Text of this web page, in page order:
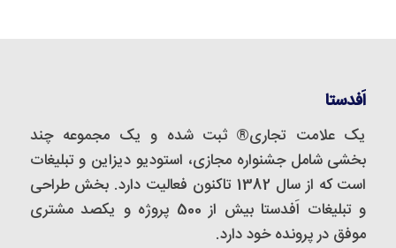
اَفدستا
یک علامت تجاری® ثبت شده و یک مجموعه‌ چند
بخشی شامل جشنواره مجازی، استودیو دیزاین و تبلیغات
است که از سال 1382 تاکنون فعالیت دارد. بخش طراحی
و تبلیغات اَفدستا بیش از 500 پروژه و یکصد مشتری
موفق در پرونده خود دارد.